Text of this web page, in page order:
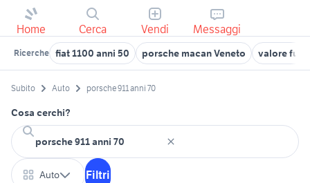
Home Cerca Vendi Messaggi
Ricerche fiat 1100 anni 50 porsche macan Veneto valore
Subito Auto porsche 911 anni 70
Cosa cerchi?
Auto Filtri